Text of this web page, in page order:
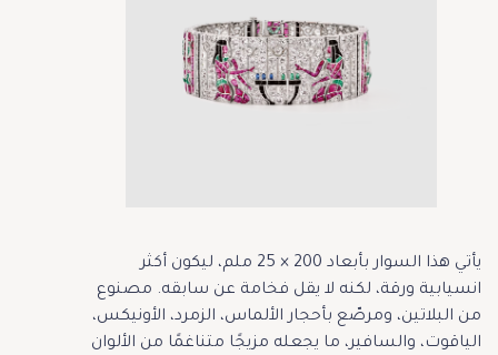
يأتي هذا السوار بأبعاد 200 × 25 ملم، ليكون أكثر
انسيابية ورقة، لكنه لا يقل فخامة عن سابقه. مصنوع
من البلاتين، ومرصّع بأحجار الألماس، الزمرد، الأونيكس،
الياقوت، والسافير، ما يجعله مزيجًا متناغمًا من الألوان